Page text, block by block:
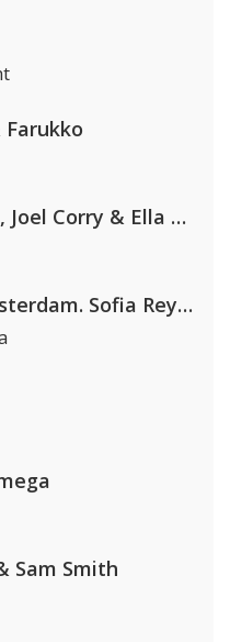
Nathan Dawe, Joel Corry & Ella Henderson
Kris Kross Amsterdam. Sofia Reyes & Tinie Tempah
Sam Smith